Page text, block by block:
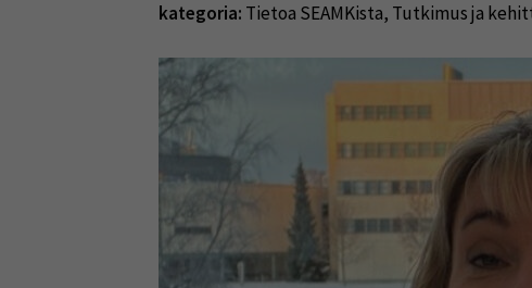
kategoria: Tietoa SEAMKista, Tutkimus ja